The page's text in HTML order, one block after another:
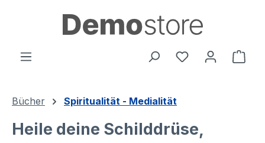
Bücher Spiritualität - Medialität
Heile deine Schilddrüse,